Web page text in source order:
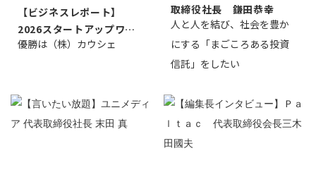
【ビジネスレポート】
2026スタートアップワー
ルドカップ東京
優勝は（株）カウシェ
取締役社長 鎌田恭幸
人と人を結び、社会を豊か
にする「まごころある投資
信託」をしたい